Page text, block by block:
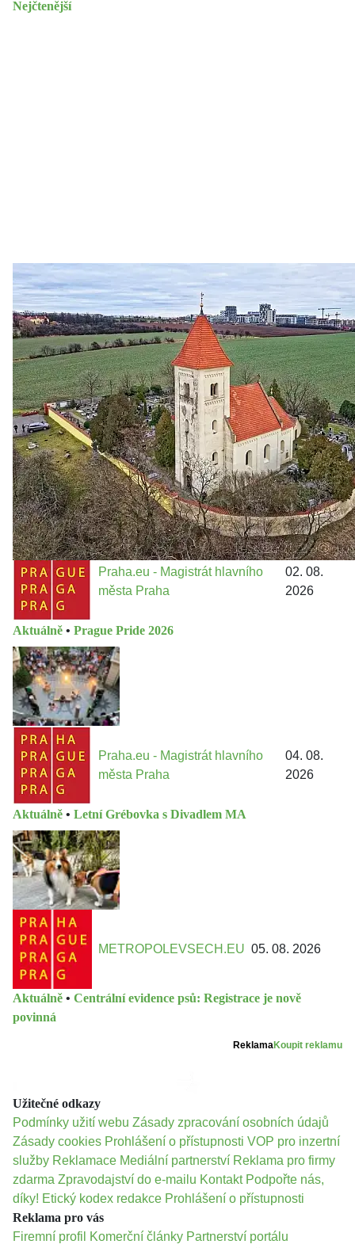
Nejčtenější
Zastanem se 03. 08. 2026
Politika • Volební seriál #02: Nová výstavba v jihozápadním
městě
Jakými nástroji navrhujete vstupovat z pozice ÚMČ Praha
13 do procesů developerské výstavby např. v lokalitě
Třebonice a Chaby, kterou umožňuje nově schválený
Metropolitn...
Praha.eu - Magistrát hlavního
města Praha
02. 08.
2026
Aktuálně • Prague Pride 2026
Praha.eu - Magistrát hlavního
města Praha
04. 08.
2026
Aktuálně • Letní Grébovka s Divadlem MA
METROPOLEVSECH.EU 05. 08. 2026
Aktuálně • Centrální evidence psů: Registrace je nově
povinná
ReklamaKoupit reklamu
Užitečné odkazy
Podmínky užití webu Zásady zpracování osobních údajů
Zásady cookies Prohlášení o přístupnosti VOP pro inzertní
služby Reklamace Mediální partnerství Reklama pro firmy
zdarma Zpravodajství do e-mailu Kontakt Podpořte nás,
díky! Etický kodex redakce Prohlášení o přístupnosti
Reklama pro vás
Firemní profil
Komerční články Partnerství portálu